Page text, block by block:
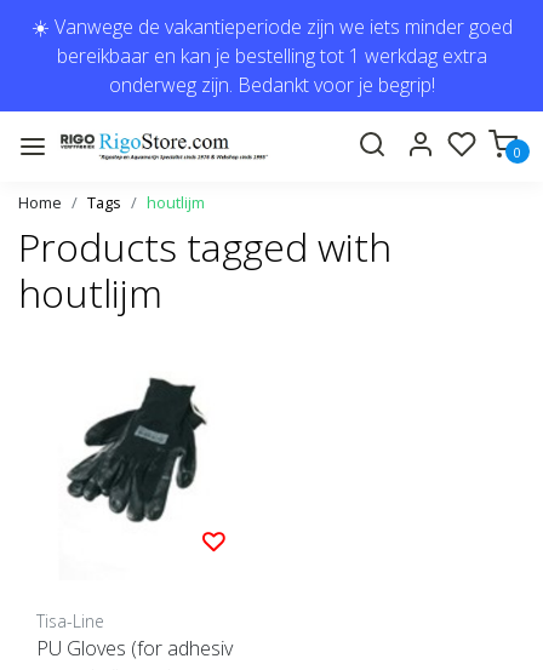
☀️ Vanwege de vakantieperiode zijn we iets minder goed
bereikbaar en kan je bestelling tot 1 werkdag extra
onderweg zijn. Bedankt voor je begrip!
0
Home Tags houtlijm
Products tagged with
houtlijm
Tisa-Line
PU Gloves (for adhesiv